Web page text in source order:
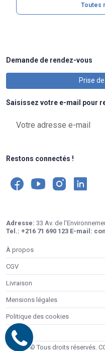
Toutes
Demande de rendez-vous
Prise
Saisissez votre e-mail pour
Restons connectés !
Adresse: 33 Av. de
Tel.: +216 71 690 123 E-mail:
À propos
CGV
Livraison
Mensions légales
Politique des cookies
Contacts
© Tous droits réservés.